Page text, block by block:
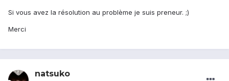
Si vous avez la résolution au problème je suis preneur. ;)
Merci
natsuko